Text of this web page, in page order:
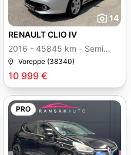
14
10 999 €
RENAULT CLIO IV
2016 - 45845 km - Semi
autoVoreppe (38340)
PRO